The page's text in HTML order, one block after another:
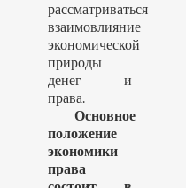
рассматриваться
взаимовлияние
экономической
природы
денег и
права.
Основное
положение
экономики
права